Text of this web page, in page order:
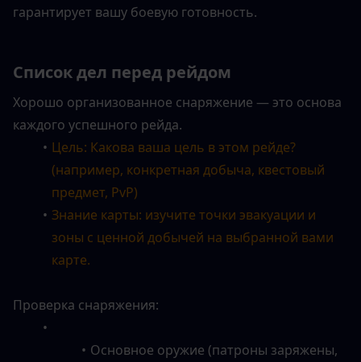
гарантирует вашу боевую готовность.
Список дел перед рейдом
Хорошо организованное снаряжение — это основа
каждого успешного рейда.
Цель: Какова ваша цель в этом рейде?
(например, конкретная добыча, квестовый
предмет, PvP)
Знание карты: изучите точки эвакуации и
зоны с ценной добычей на выбранной вами
карте.
Проверка снаряжения:
Основное оружие (патроны заряжены,